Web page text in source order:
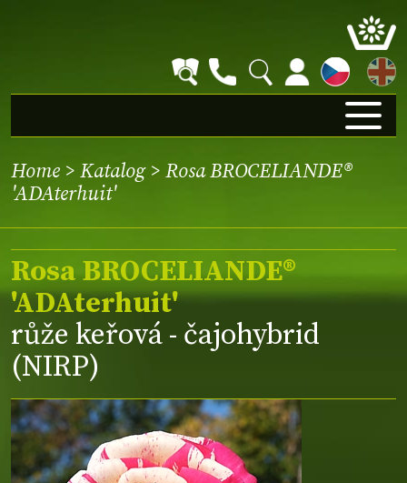
EN
Home > Katalog> Rosa BROCELIANDE®
'ADAterhuit'
Rosa BROCELIANDE®
'ADAterhuit'
růže keřová - čajohybrid
(NIRP)